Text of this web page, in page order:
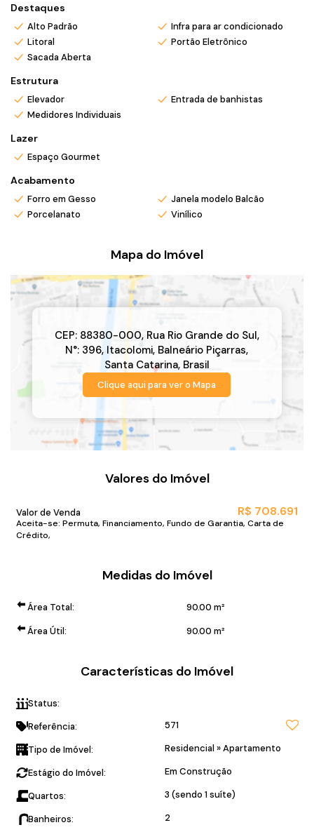
*Atendemos também em finais de semana e feriados com
pré agendamento.
*Ligue ou envie WhatsApp (47) 9 9705-6188. Siga nosso
Instagram @mar_negocios.imobiliarios
Destaques
Alto Padrão
Infra para ar condicionado
Litoral
Portão Eletrônico
Sacada Aberta
Estrutura
Elevador
Entrada de banhistas
Medidores Individuais
Lazer
Espaço Gourmet
Acabamento
Forro em Gesso
Janela modelo Balcão
Porcelanato
Vinílico
Mapa do Imóvel
CEP: 88380-000, Rua Rio Grande do Sul,
N°: 396, Itacolomi, Balneário Piçarras,
Santa Catarina, Brasil
Clique aqui para ver o Mapa
Valores do Imóvel
R$ 708.691
Valor de Venda
Aceita-se: Permuta, Financiamento, Fundo de Garantia, Carta de
Crédito,
Medidas do Imóvel
Área Total: 90.00 m²
Área Útil:
90.00 m²
Características do Imóvel
Status:
Referência: 571
Tipo de Imóvel: Residencial »Apartamento
Estágio do Imóvel: Em Construção
Quartos: 3 (sendo 1 suíte)
Banheiros: 2